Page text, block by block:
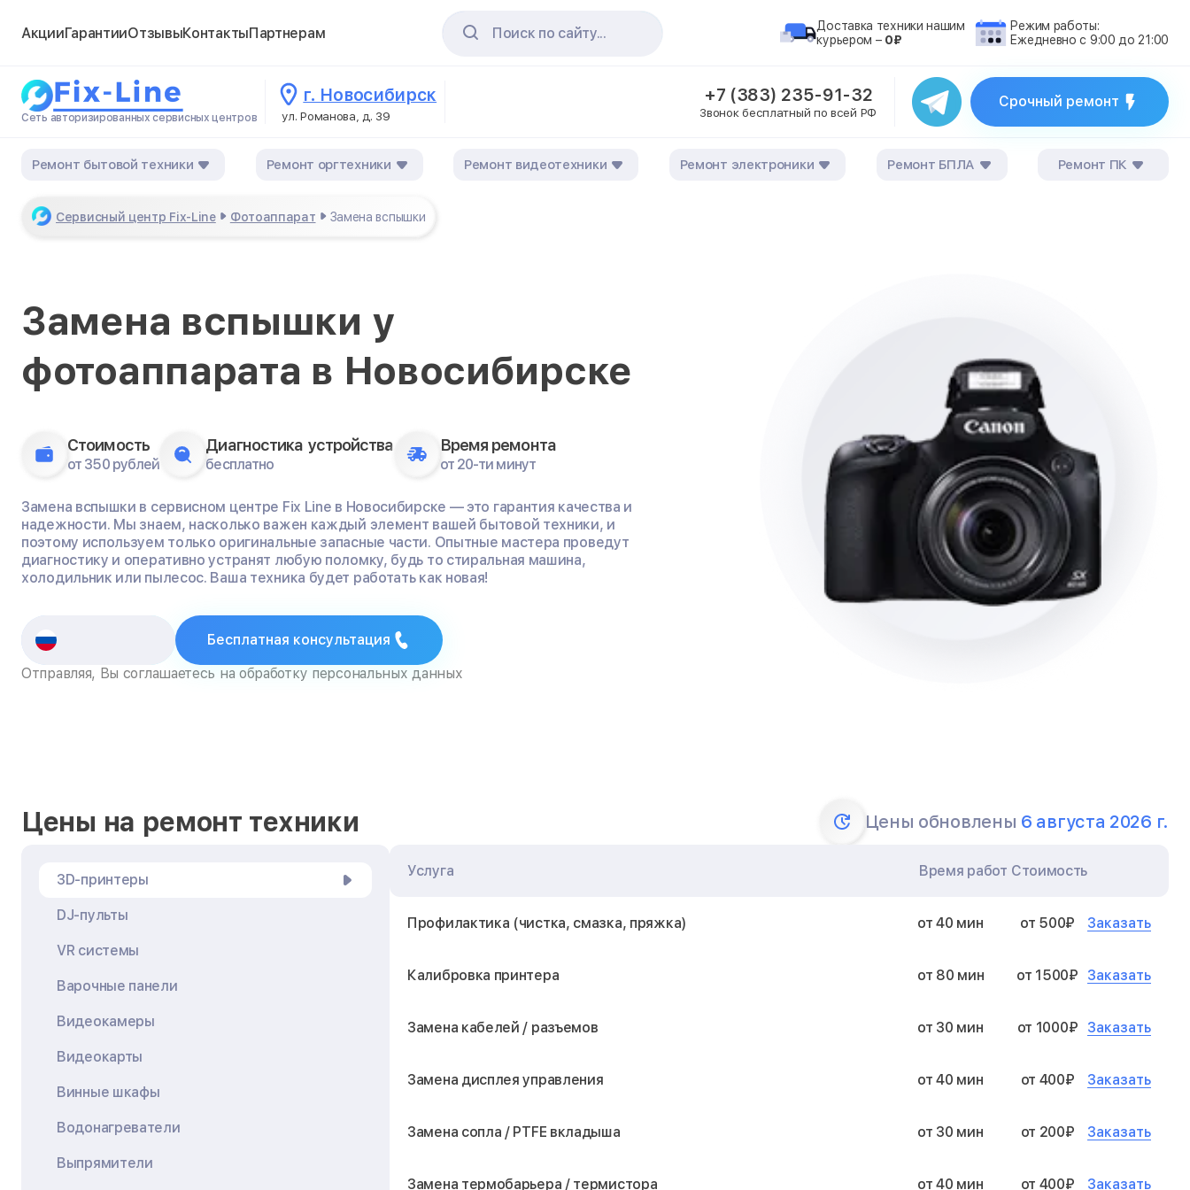
АкцииГарантииОтзывыКонтактыПартнерам Поиск по сайту...
Доставка техники нашим
курьером – 0₽
Режим работы:
Ежедневно с 9:00 до 21:00
Сеть авторизированных сервисных центров
г. Новосибирск
ул. Романова, д. 39
+7 (383) 235-91-32
Звонок бесплатный по всей РФ
Срочный ремонт
Ремонт бытовой техники Ремонт оргтехники Ремонт видеотехники Ремонт электроники Ремонт БПЛА Ремонт ПК
Сервисный центр Fix-Line Фотоаппарат Замена вспышки
Замена вспышки у
фотоаппарата в Новосибирске
Стоимость
от 350 рублей
Диагностика устройства
бесплатно
Время ремонта
от 20-ти минут
Замена вспышки в сервисном центре Fix Line в Новосибирске — это гарантия качества и
надежности. Мы знаем, насколько важен каждый элемент вашей бытовой техники, и
поэтому используем только оригинальные запасные части. Опытные мастера проведут
диагностику и оперативно устранят любую поломку, будь то стиральная машина,
холодильник или пылесос. Ваша техника будет работать как новая!
Бесплатная консультация
Отправляя, Вы соглашаетесь на обработку персональных данных
Цены на ремонт техники Цены обновлены 6 августа 2026 г.
3D-принтеры
DJ-пульты
VR системы
Варочные панели
Видеокамеры
Видеокарты
Винные шкафы
Водонагреватели
Выпрямители
Услуга Время работ Стоимость
Профилактика (чистка, смазка, пряжка) от 40 мин от 500₽ Заказать
Калибровка принтера от 80 мин от 1500₽ Заказать
Замена кабелей / разъемов от 30 мин от 1000₽ Заказать
Замена дисплея управления от 40 мин от 400₽ Заказать
Замена сопла / PTFE вкладыша от 30 мин от 200₽ Заказать
Замена термобарьера / термистора от 40 мин от 400₽ Заказать